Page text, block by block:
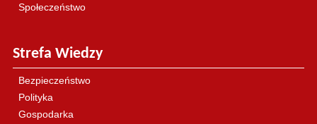
Społeczeństwo
Strefa Wiedzy
Bezpieczeństwo
Polityka
Gospodarka